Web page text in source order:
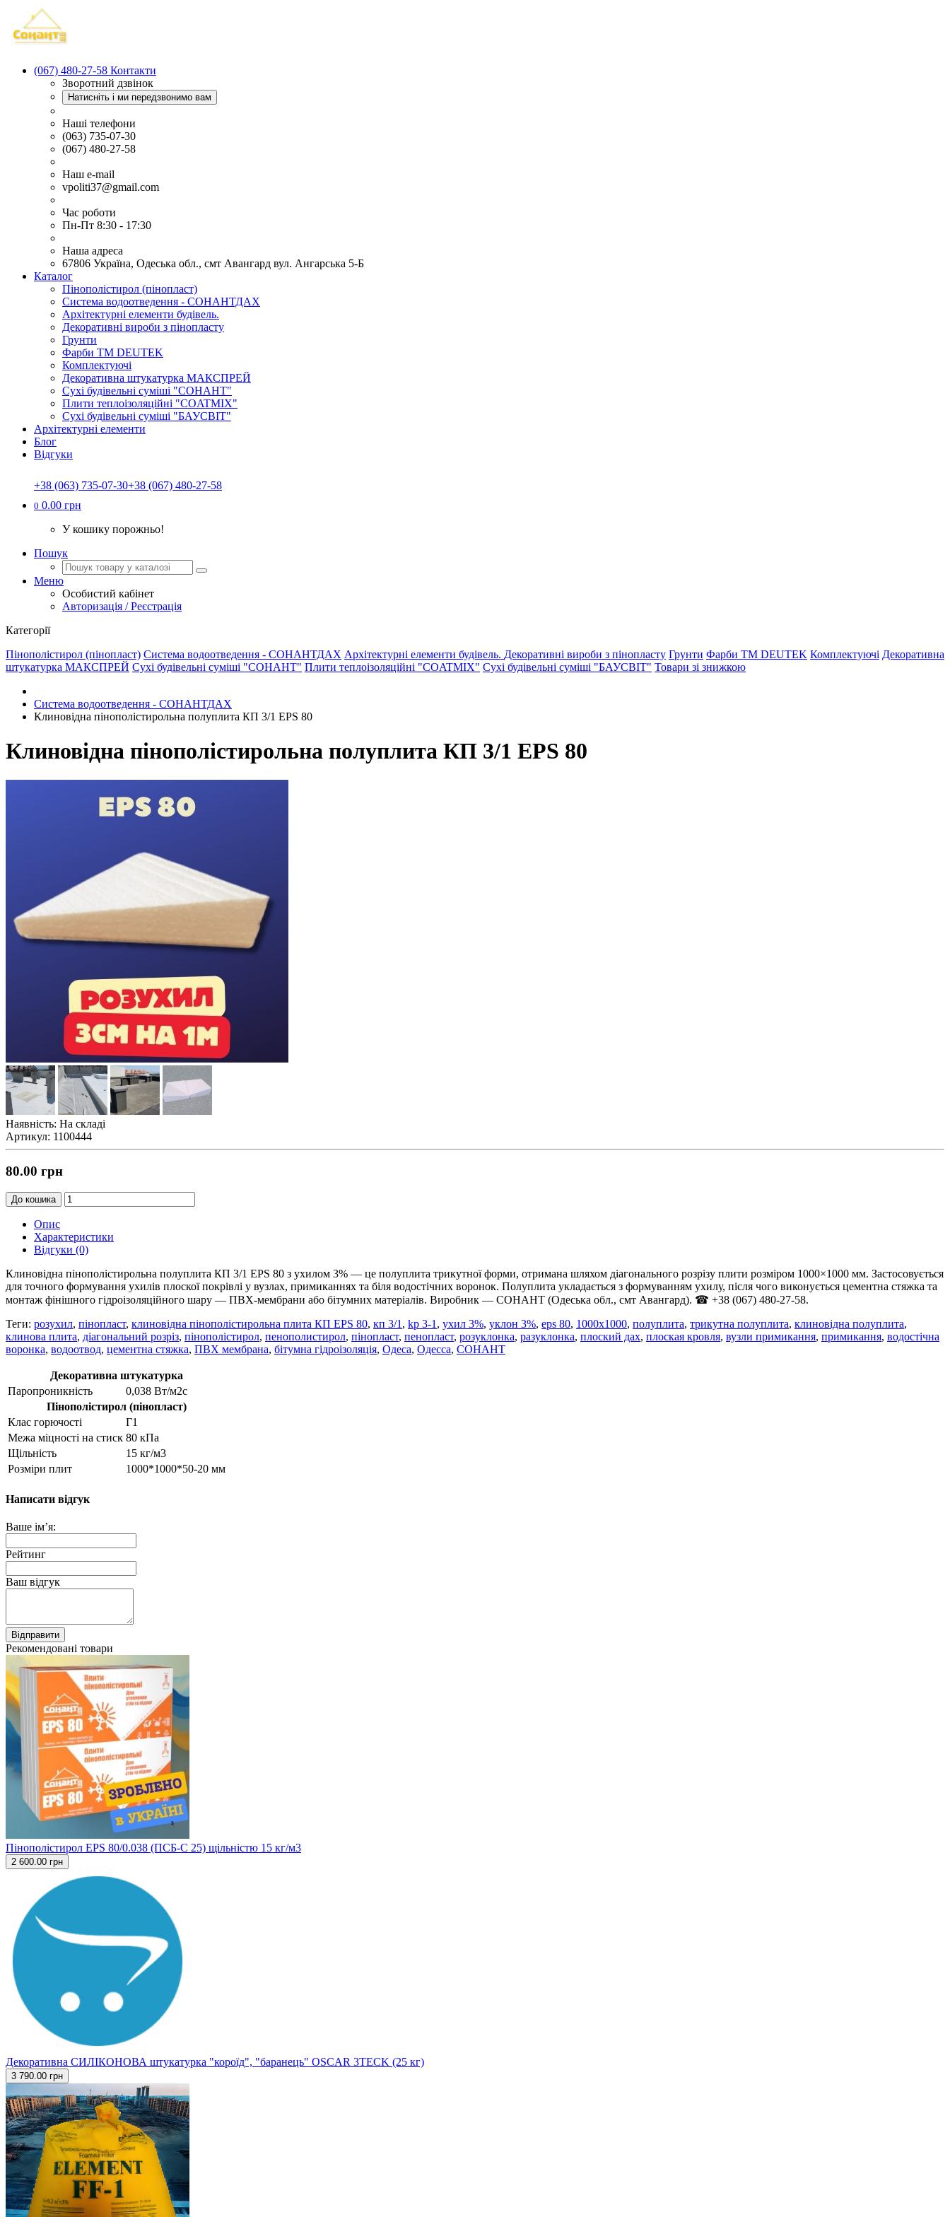
(067) 480-27-58 Контакти
Зворотний дзвінок
Натисніть і ми передзвонимо вам
Наші телефони
(063) 735-07-30
(067) 480-27-58
Наш e-mail
vpoliti37@gmail.com
Час роботи
Пн-Пт 8:30 - 17:30
Наша адреса
67806 Україна, Одеська обл., смт Авангард вул. Ангарська 5-Б
Каталог
Пінополістирол (пінопласт)
Система водоотведення - СОНАНТДАХ
Архітектурні елементи будівель.
Декоративні вироби з пінопласту
Грунти
Фарби ТМ DEUTEK
Комплектуючі
Декоративна штукатурка МАКСПРЕЙ
Сухі будівельні суміші "СОНАНТ"
Плити теплоізоляційні "COATMIX"
Сухі будівельні суміші "БАУСВІТ"
Архітектурні елементи
Блог
Відгуки
+38 (063) 735-07-30+38 (067) 480-27-58
0 0.00 грн
У кошику порожньо!
Пошук
Меню
Особистий кабінет
Авторизація / Реєстрація
Категорії
Пінополістирол (пінопласт) Система водоотведення - СОНАНТДАХ Архітектурні елементи будівель. Декоративні вироби з пінопласту Грунти Фарби ТМ DEUTEK Комплектуючі Декоративна
штукатурка МАКСПРЕЙ Сухі будівельні суміші "СОНАНТ" Плити теплоізоляційні "COATMIX" Сухі будівельні суміші "БАУСВІТ" Товари зі знижкою
Система водоотведення - СОНАНТДАХ
Клиновідна пінополістирольна полуплита КП 3/1 EPS 80
Клиновідна пінополістирольна полуплита КП 3/1 EPS 80
Наявність: На складі
Артикул: 1100444
80.00 грн
До кошика
Опис
Характеристики
Відгуки (0)
Клиновідна пінополістирольна полуплита КП 3/1 EPS 80 з ухилом 3% — це полуплита трикутної форми, отримана шляхом діагонального розрізу плити розміром 1000×1000 мм. Застосовується
для точного формування ухилів плоскої покрівлі у вузлах, примиканнях та біля водостічних воронок. Полуплита укладається з формуванням ухилу, після чого виконується цементна стяжка та
монтаж фінішного гідроізоляційного шару — ПВХ-мембрани або бітумних матеріалів. Виробник — СОНАНТ (Одеська обл., смт Авангард). ☎ +38 (067) 480-27-58.
Теги: розухил, пінопласт, клиновідна пінополістирольна плита КП EPS 80, кп 3/1 , kp 3-1 , ухил 3%, уклон 3%, eps 80, 1000x1000, полуплита, трикутна полуплита, клиновідна полуплита,
клинова плита, діагональний розріз, пінополістирол, пенополистирол, пінопласт, пенопласт, розуклонка, разуклонка, плоский дах, плоская кровля, вузли примикання, примикання, водостічна
воронка, водоотвод, цементна стяжка, ПВХ мембрана, бітумна гідроізоляція, Одеса, Одесса, СОНАНТ
Декоративна штукатурка
Паропроникність
0,038 Вт/м2с
Пінополістирол (пінопласт)
Клас горючості
Г1
Межа міцності на стиск 80 кПа
Щільність
15 кг/м3
Розміри плит
1000*1000*50-20 мм
Написати відгук
Ваше ім’я:
Рейтинг
Ваш відгук
Відправити
Рекомендовані товари
Пінополістирол EPS 80/0.038 (ПСБ-С 25) щільністю 15 кг/м3
2 600.00 грн
Декоративна СИЛІКОНОВА штукатурка "короїд", "баранець" OSCAR 3TECK (25 кг)
3 790.00 грн